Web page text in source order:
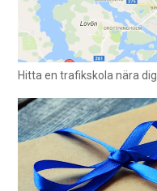
Hitta en trafikskola nära dig